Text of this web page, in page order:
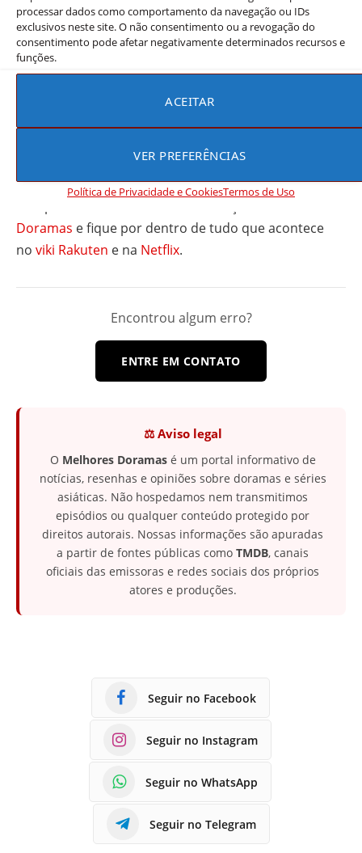
processar dados como comportamento da navegação ou IDs
exclusivos neste site. O não consentimento ou a revogação do
consentimento pode afetar negativamente determinados recursos e
funções.
ACEITAR
VER PREFERÊNCIAS
Política de Privacidade e CookiesTermos de Uso
coração dos espectadores. Com uma combinação de
performances estelares, um enredo envolvente e
humor universal, o filme tem tudo para continuar seu
sucesso e atrair ainda mais público nas próximas
Doramas e fique por dentro de tudo que acontece
no viki Rakuten e na Netflix.
Encontrou algum erro?
ENTRE EM CONTATO
⚖️ Aviso legal
O Melhores Doramasé um portal informativo de
notícias, resenhas e opiniões sobre doramas e séries
asiáticas. Não hospedamos nem transmitimos
episódios ou qualquer conteúdo protegido por
direitos autorais. Nossas informações são apuradas
a partir de fontes públicas como TMDB, canais
oficiais das emissoras e redes sociais dos próprios
atores e produções.
Seguir no Facebook
Seguir no Instagram
Seguir no WhatsApp
Seguir no Telegram